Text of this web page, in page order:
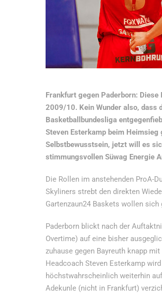
Frankfurt gegen Paderborn:
2009/10. Kein Wunder also, dass
Basketballbundesliga
Steven Esterkamp beim
Selbstbewusstsein, jetzt will es
stimmungsvollen Süwag Energie
Die Rollen im anstehenden ProA-
Skyliners strebt den direkten
Gartenzaun24 Baskets wollen
Paderborn blickt nach der
Overtime) auf eine bisher
zuhause gegen Bayreuth knapp
Headcoach Steven Esterkamp
höchstwahrscheinlich weiterhin
Adekunle (nicht in Frankfurt)